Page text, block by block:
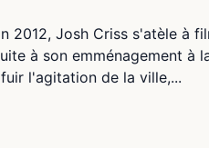
2012, Josh Criss s'atèle à
à son emménagement à
l'agitation de la ville,...